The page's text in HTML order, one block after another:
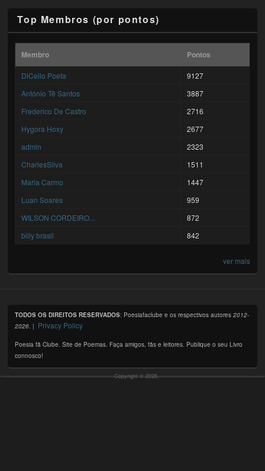
Top Membros (por pontos)
Membro Pontos
DiCello Poeta
9127
António Tê Santos
3887
Frederico De Castro
2716
Hygora Hoxy
2677
admin
2323
CharlesSilva
1511
Maria Carmo
1447
Luan Soares
959
WILSON CORDEIRO...
872
billy brasil
842
ver mais
TODOS OS DIREITOS RESERVADOS: Poesiafaclube e os respectivos autores2012-
2026. | Privacy Policy
Poesia fã Clube. Site de Poemas. Faça amigos, fãs e leitores. Publique o seu Livro
connosco!
Copyright © 2026,